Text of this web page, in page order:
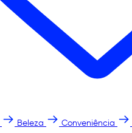
Beleza Conveniência